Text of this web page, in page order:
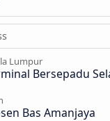
Lumpur
Bersepadu
Bas Amanjaya